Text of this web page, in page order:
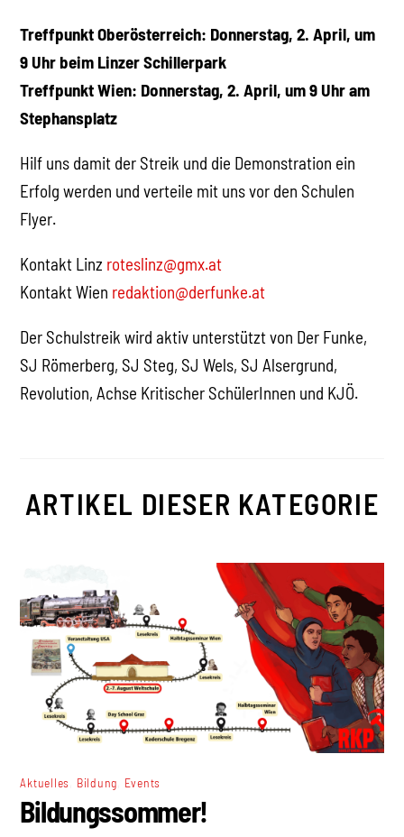
Treffpunkt Oberösterreich: Donnerstag, 2. April, um
9 Uhr beim Linzer Schillerpark
Treffpunkt Wien: Donnerstag, 2. April, um 9 Uhr am
Stephansplatz
Hilf uns damit der Streik und die Demonstration ein
Erfolg werden und verteile mit uns vor den Schulen
Flyer.
Kontakt Linz roteslinz@gmx.at
Kontakt Wien redaktion@derfunke.at
Der Schulstreik wird aktiv unterstützt von Der Funke,
SJ Römerberg, SJ Steg, SJ Wels, SJ Alsergrund,
Revolution, Achse Kritischer SchülerInnen und KJÖ.
ARTIKEL DIESER KATEGORIE
Aktuelles Bildung Events
Bildungssommer!